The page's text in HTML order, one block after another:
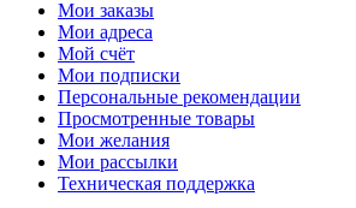
Мои заказы
Мои адреса
Мой счёт
Мои подписки
Персональные рекомендации
Просмотренные товары
Мои желания
Мои рассылки
Техническая поддержка